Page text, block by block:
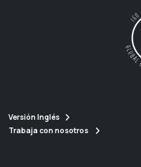
Versión Inglés
Trabaja con nosotros